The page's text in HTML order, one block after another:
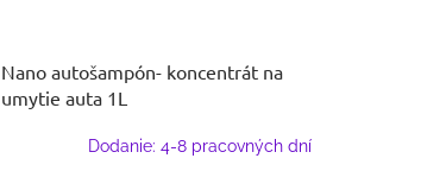
Nano autošampón- koncentrát na
umytie auta 1L
Dodanie: 4-8 pracovných dní